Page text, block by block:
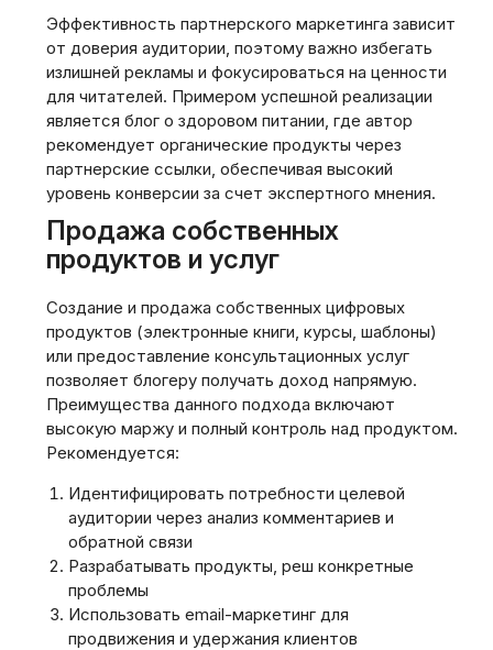
Эффективность партнерского маркетинга зависит
от доверия аудитории, поэтому важно избегать
излишней рекламы и фокусироваться на ценности
для читателей. Примером успешной реализации
является блог о здоровом питании, где автор
рекомендует органические продукты через
партнерские ссылки, обеспечивая высокий
уровень конверсии за счет экспертного мнения.
Продажа собственных
продуктов и услуг
Создание и продажа собственных цифровых
продуктов (электронные книги, курсы, шаблоны)
или предоставление консультационных услуг
позволяет блогеру получать доход напрямую.
Преимущества данного подхода включают
высокую маржу и полный контроль над продуктом.
Рекомендуется:
Идентифицировать потребности целевой
аудитории через анализ комментариев и
обратной связи
Разрабатывать продукты, реш конкретные
проблемы
Использовать email-маркетинг для
продвижения и удержания клиентов